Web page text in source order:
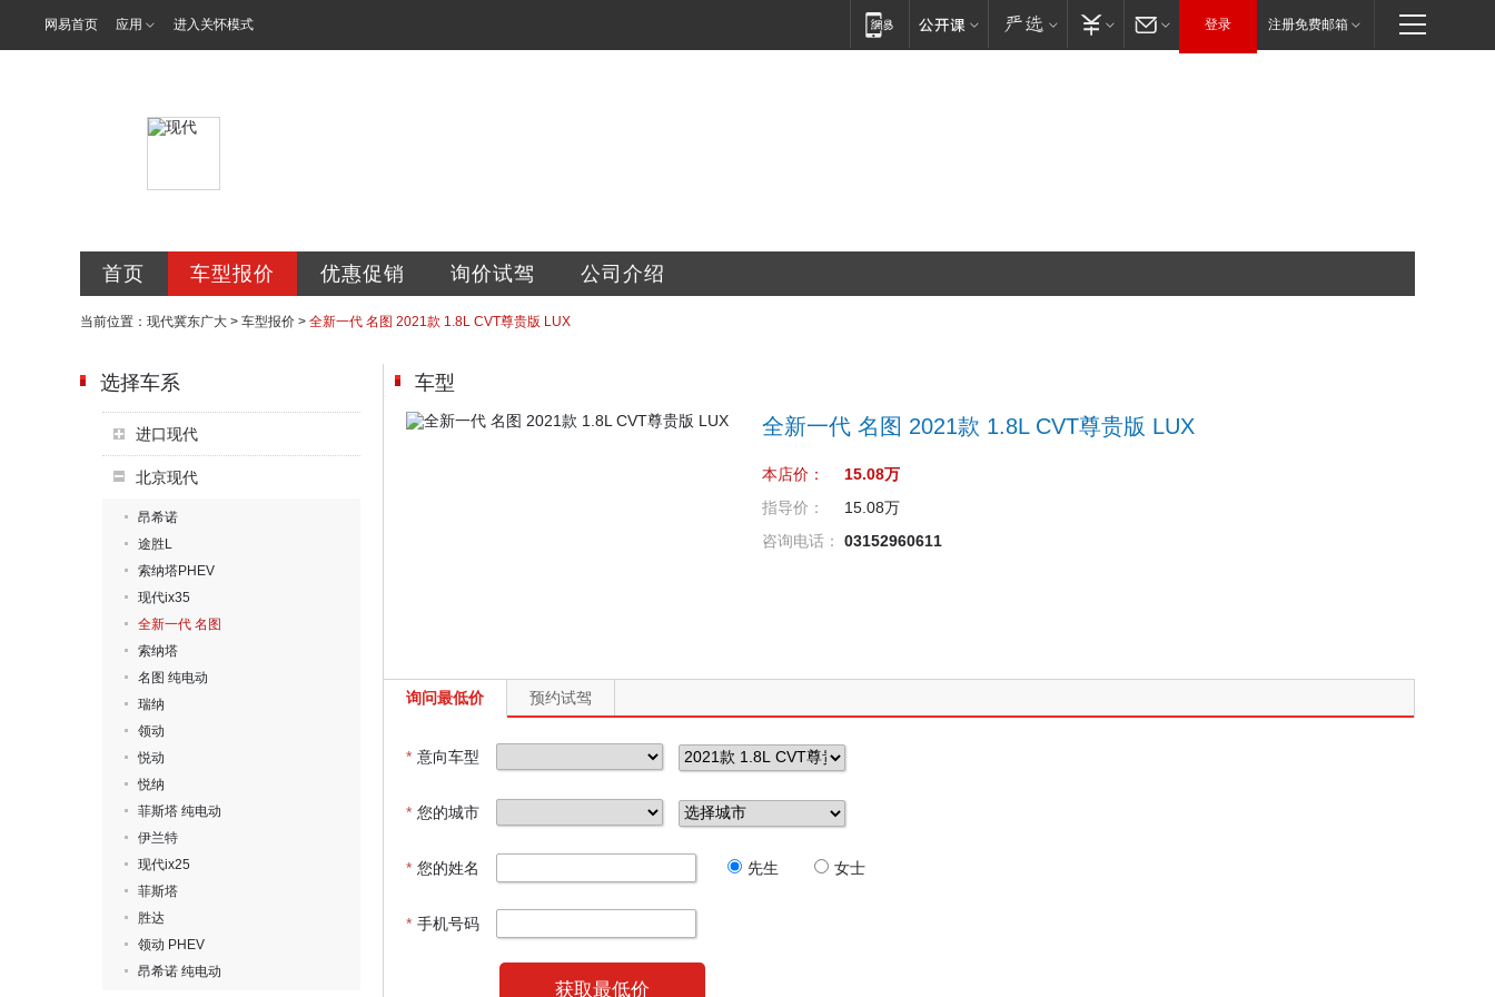
网易首页 应用 进入关怀模式 登录 注册免费邮箱
首页 车型报价 优惠促销 询价试驾 公司介绍
当前位置： 现代冀东广大 > 车型报价 > 全新一代 名图 2021款 1.8L CVT尊贵版 LUX
选择车系
进口现代
北京现代
昂希诺
途胜L
索纳塔PHEV
现代ix35
全新一代 名图
索纳塔
名图 纯电动
瑞纳
领动
悦动
悦纳
菲斯塔 纯电动
伊兰特
现代ix25
菲斯塔
胜达
领动 PHEV
昂希诺 纯电动
车型
全新一代 名图 2021款 1.8L CVT尊贵版 LUX
本店价：
15.08万
指导价：
15.08万
咨询电话：
03152960611
询问最低价 预约试驾
* 意向车型
* 您的城市
* 您的姓名 先生 女士
* 手机号码
获取最低价